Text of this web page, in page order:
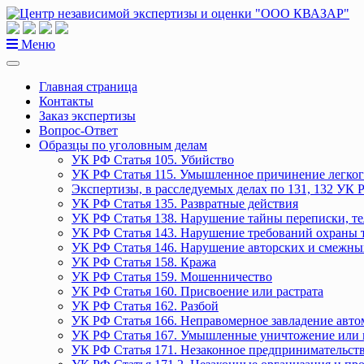
Перейти
к
содержанию
Меню
Главная страница
Контакты
Заказ экспертизы
Вопрос-Ответ
Образцы по уголовным делам
УК РФ Статья 105. Убийство
УК РФ Статья 115. Умышленное причинение
Экспертизы, в расследуемых делах по 131, 132 УК
УК РФ Статья 135. Развратные действия
УК РФ Статья 138. Нарушение тайны переписки,
УК РФ Статья 143. Нарушение требований охраны
УК РФ Статья 146. Нарушение авторских и
УК РФ Статья 158. Кража
УК РФ Статья 159. Мошенничество
УК РФ Статья 160. Присвоение или растрата
УК РФ Статья 162. Разбой
УК РФ Статья 166. Неправомерное завладение
УК РФ Статья 167. Умышленные уничтожение или
УК РФ Статья 171. Незаконное